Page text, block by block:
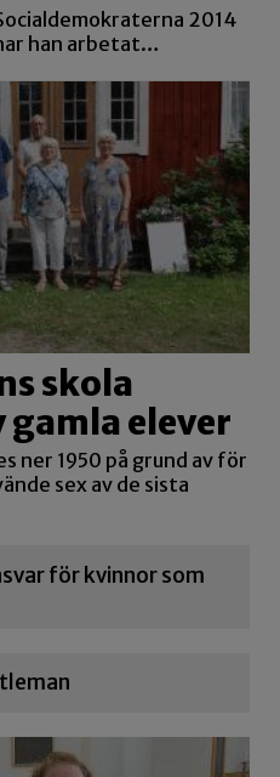
2014
han arbetat…
skola
gamla elever
ner 1950 på grund av för
sex av de sista
för kvinnor som